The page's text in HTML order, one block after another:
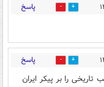
7 پاسخ
93 پاسخ
را بر پیکر ایران